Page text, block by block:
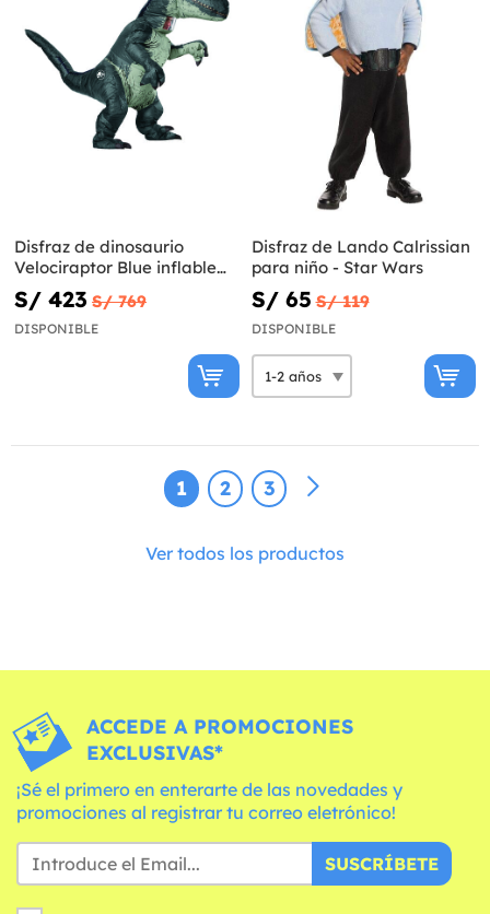
Disfraz de dinosaurio
Velociraptor Blue inflable
prestige para adulto -
Jurassic World
S/ 423 S/ 769
DISPONIBLE
Disfraz de Lando Calrissian
para niño - Star Wars
S/ 65 S/ 119
DISPONIBLE
1 2 3
Ver todos los productos
ACCEDE A PROMOCIONES
EXCLUSIVAS*
¡Sé el primero en enterarte de las novedades y
promociones al registrar tu correo eletrónico!
SUSCRÍBETE